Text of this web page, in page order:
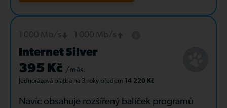
Internet Silver
395 Kč /měs.
Jednorázová platba na 3 roky předem 14 220 Kč
Navíc obsahuje rozšířený balíček programů